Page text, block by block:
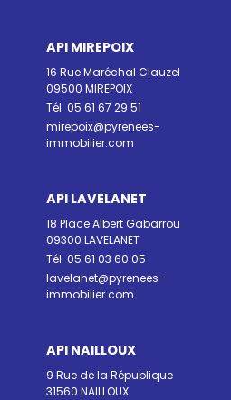
API MIREPOIX
16 Rue Maréchal Clauzel
09500 MIREPOIX
Tél. 05 61 67 29 51
mirepoix@pyrenees-
immobilier.com
API LAVELANET
18 Place Albert Gabarrou
09300 LAVELANET
Tél. 05 61 03 60 05
lavelanet@pyrenees-
immobilier.com
API NAILLOUX
9 Rue de la République
31560 NAILLOUX